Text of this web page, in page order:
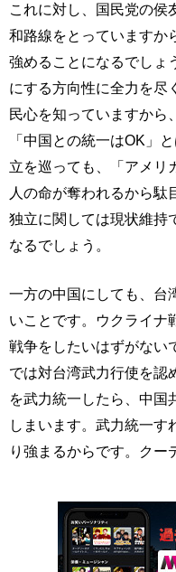
これに対し、国民党の侯
和路線をとっていますか
強めることになるでしょ
にする方向性に全力を尽
民心を知っていますから
「中国との統一はOK」
立を巡っても、「アメリ
人の命が奪われるから駄
独立に関しては現状維持
なるでしょう。
一方の中国にしても、台
いことです。ウクライナ
戦争をしたいはずがない
では対台湾武力行使を認
を武力統一したら、中国
しまいます。武力統一す
り強まるからです。クー